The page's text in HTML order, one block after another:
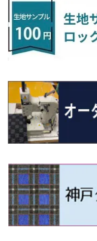
H27/1～R5/6 30系
R5/6～ 40系
H24/4～29/10 20系
ヴィッツ
H22/12～R2/3 130系
ヴォクシー
H26/1～R4/1 80系
R4/1～ 90系
エスクァイア
H26/10～R3/12 80系
エスティマ
H18/1～H24/5（前期）
H24/5～R1/10（後期）
エスティマ・ハイブリッド
H18/6～H24/5（前期）
H24/5～R1/10（後期）
オーリス
H24/8～H30/3 180系
カムリ
R3/11～ 20系
H26/10～
ＲＸ
H27/10～R4/7 20系5人乗
H29/12～R4/7 20系7人乗
R4/11～ 10系
ＵＸ
H30/11～
R2/6~R8/6 15系(e-
R8/6～ 16系
H11/6～H16/10 Y34
サクラ
R4/5～ B6AW
シーマ
H13/1～R4/8 F50・Y51
シルビア
H3/1～H11/1 S13・S14
H11/1～H14/11 S15
シルフィ
H24/12～R3/10 TB17
ジューク
H22/6～R2/6 F15
スカイライン
H13/6～H18/11 V35
スカイライン・クロスオーバ
H23/5～ LA100系
ソルテラ
R4/5~ XEAM10X・YEAM15X
ディアスワゴン
H21/9～R2/4 S300系
トレジア
H22/11～H28/3 120系
フォレスター
H14/2～ SG/SH/SJ/SK系
プレオ
H22/4～H30/3 L275/285
プレオプラス
H24/12～H29/5 LA300/310
レヴォーグ
H24/11～R1/8 GJ系
キャロル
H27/1～ HB36/37/97S
キャロルエコ
H24/11～H27/1 HB35S
スクラム
H17/9～ DG64/DG17
スクラムトラック
H25/9～ DG16T
デミオ
H19/7～R1/7 DE/DJ系
ビアンテ
H20/7～30/3 CC系
ファミリア バン
R1/7～ LA650/660
H28/11～ M900系
ハイゼット・キャディー
H28/6～R3/9 LA700V
ハイゼット・カーゴ
H16/12～ S300/S700系
ハイゼット・トラック
H11/1～ S200/S500系
ブーン
H28/4～R5/12 M700系
ミラ
H18/12～ L275/285
ミラ・イース
H23/9～ LA300系
ミラ・ココア
H13/9～ DA系
クロスビー(XBEE)
H29/12～R7/10 MN71S
ジムニー
H3/6～ JA/JB系
ジムニーノマド
R7/4～ JC74W
ジムニーワイド/ジムニーシ
H10/1～H14/1 JB33/43W
H14/1～ JB43/74W
スイフト/スイフトスポーツ
H22/9～ スイフト
H23/12～
スペーシア/スペーシアカス
H25/3～R5/11
スペーシアベース
H24/10～R2/12 GF系
アウトランダーＰＨＥＶ
H25/1～ GG/GN系 5人乗
エクリプスクロス/エクリプ
H30/3～ GK/GL系
タウンボックス
H26/2～ DS17/64W
ディグニティ
H24/7～H29/1 BHGY51
デリカＤ：２
H23/3～ MB系
デリカＤ：３
H23/10～H31/4 BM20 7人
デリカＤ：５
H24/11～R2/3 JG1・JG2
R2/11～ JG3・JG4
N-ONE e:
R7/9~ JG5
N-VAN
H30/7～ JJ1・JJ2
N-VAN e:
R6/10~ JJ3
N‐WGN/N‐WGNカスタ
H25/11～ JH1・JH2・JH3・
S660
H27/4～R3/12 JW5
WR-V
R6/3～ DG5
ZR-V
H16/4～28/1 １T系 トゥラン
R2/7～ A1D系
ティグアン
H20/9～H29/1 5NC系
トゥアレグ
H15/9～H30/4 7L/7P系
パサート
H23/5～H27/7 3CCAX
H27/7～ 3CC/3CD系
ザ・ビートル
H24/4～R3/4 16C系
ポロ
H21/10～H30/3 6RC系
H30/3～ AW系
H27/6～R1/8
ＣＬＳクラス
H30/6～
Ｅクラス
H28/7～
ＧＬＡクラス
H26/5～R2/6
ＧＬＥクラス
R1/6～
Ｓクラス
H25/10～R3/10
Ｖクラス
H27/4～
ラグマットミニ（S）